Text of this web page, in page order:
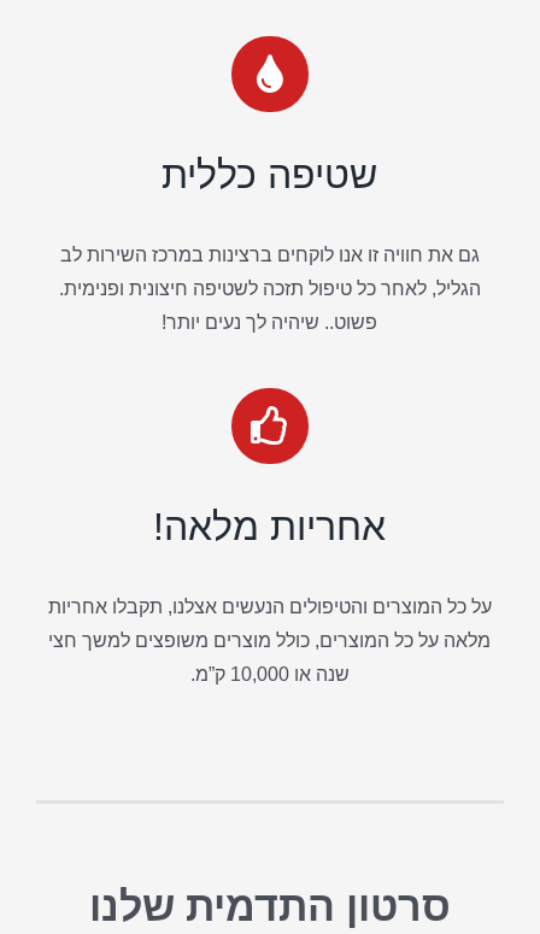
שטיפה כללית
גם את חוויה זו אנו לוקחים ברצינות במרכז השירות לב
הגליל, לאחר כל טיפול תזכה לשטיפה חיצונית ופנימית.
פשוט.. שיהיה לך נעים יותר!
אחריות מלאה!
על כל המוצרים והטיפולים הנעשים אצלנו, תקבלו אחריות
מלאה על כל המוצרים, כולל מוצרים משופצים למשך חצי
שנה או 10,000 ק”מ.
סרטון התדמית שלנו